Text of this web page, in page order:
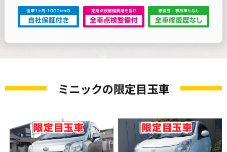
ミニックの限定目玉車